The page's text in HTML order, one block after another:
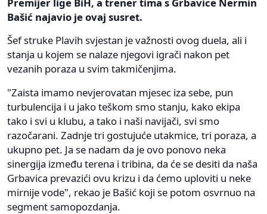
Bašić najavio je ovaj susret.
Šef struke Plavih svjestan je važnosti ovog duela, ali i
stanja u kojem se nalaze njegovi igrači nakon pet
vezanih poraza u svim takmičenjima.
"Zaista imamo nevjerovatan mjesec iza sebe, pun
turbulencija i u jako teškom smo stanju, kako ekipa
tako i svi u klubu, a tako i naši navijači, svi smo
razočarani. Zadnje tri gostujuće utakmice, tri poraza, a
ukupno pet. Ja se nadam da je ovo ponovo neka
sinergija između terena i tribina, da će se desiti da naša
Grbavica prevazići ovu krizu i da ćemo uploviti u neke
mirnije vode", rekao je Bašić koji se potom osvrnuo na
segment samopozdanja.